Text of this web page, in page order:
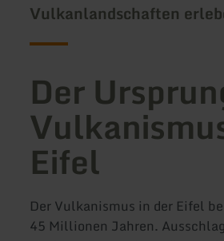
Vulkanlandschaften
Der
Eifel
Der Vulkanismus in der Eifel
45 Millionen Jahren.